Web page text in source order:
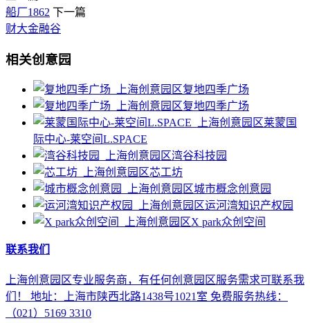
船厂1862 下一篇
财大金融谷
相关创意园
复地四季广场
复地四季广场
莱蒙国
际中心-莱空间L.SPACE
湾谷科技园
芯工坊
城市概念创意园
运河湾知识产权园
X park众创空间
联系我们
上海创意园区专业服务商，有任何创意园区服务需求可联系我
们！ 地址：上海市陕西北路1438号1021室 免费服务热线：
（021）5169 3310